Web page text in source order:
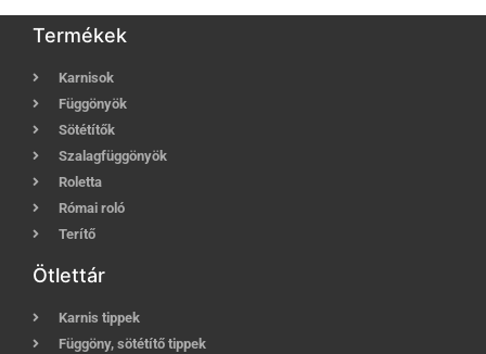
Termékek
Karnisok
Függönyök
Sötétítők
Szalagfüggönyök
Roletta
Római roló
Terítő
Ötlettár
Karnis tippek
Függöny, sötétítő tippek